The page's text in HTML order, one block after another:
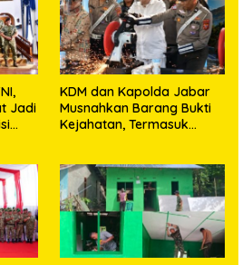
Jadi
KDM dan Kapolda Jabar
Musnahkan Barang Bukti
Kejahatan, Termasuk